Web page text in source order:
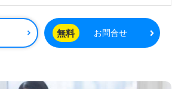
無料 お問合せ